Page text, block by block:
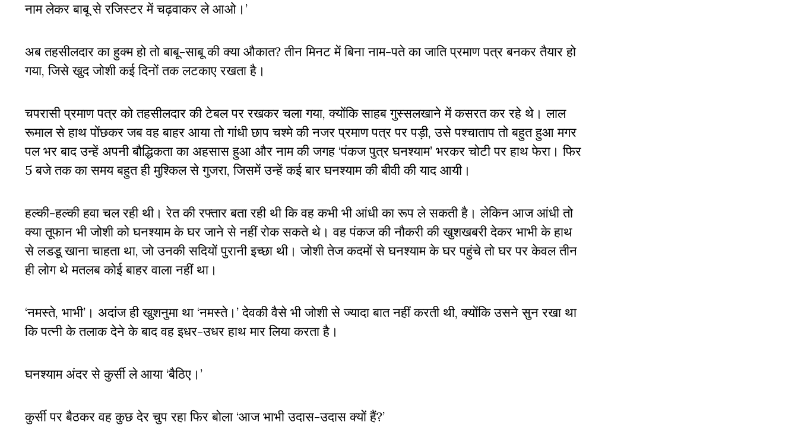
नाम लेकर बाबू से रजिस्टर में चढ़वाकर ले आओ।’
अब तहसीलदार का हुक्म हो तो बाबू-साबू की क्या औकात? तीन मिनट में बिना नाम-पते का जाति प्रमाण पत्र बनकर तैयार हो
गया, जिसे खुद जोशी कई दिनों तक लटकाए रखता है।
चपरासी प्रमाण पत्र को तहसीलदार की टेबल पर रखकर चला गया, क्योंकि साहब गुस्सलखाने में कसरत कर रहे थे। लाल
रूमाल से हाथ पोंछकर जब वह बाहर आया तो गांधी छाप चश्मे की नजर प्रमाण पत्र पर पड़ी, उसे पश्चाताप तो बहुत हुआ मगर
पल भर बाद उन्हें अपनी बौद्धिकता का अहसास हुआ और नाम की जगह ‘पंकज पुत्र घनश्याम’ भरकर चोटी पर हाथ फेरा। फिर
5 बजे तक का समय बहुत ही मुश्किल से गुजरा, जिसमें उन्हें कई बार घनश्याम की बीवी की याद आयी।
हल्की-हल्की हवा चल रही थी। रेत की रफ्तार बता रही थी कि वह कभी भी आंधी का रूप ले सकती है। लेकिन आज आंधी तो
क्या तूफान भी जोशी को घनश्याम के घर जाने से नहीं रोक सकते थे। वह पंकज की नौकरी की खुशखबरी देकर भाभी के हाथ
से लडडू खाना चाहता था, जो उनकी सदियों पुरानी इच्छा थी। जोशी तेज कदमों से घनश्याम के घर पहुंचे तो घर पर केवल तीन
ही लोग थे मतलब कोई बाहर वाला नहीं था।
‘नमस्ते, भाभी’। अदांज ही खुशनुमा था ‘नमस्ते।’ देवकी वैसे भी जोशी से ज्यादा बात नहीं करती थी, क्योंकि उसने सुन रखा था
कि पत्नी के तलाक देने के बाद वह इधर-उधर हाथ मार लिया करता है।
घनश्याम अंदर से कुर्सी ले आया ‘बैठिए।’
कुर्सी पर बैठकर वह कुछ देर चुप रहा फिर बोला ‘आज भाभी उदास-उदास क्यों हैं?’